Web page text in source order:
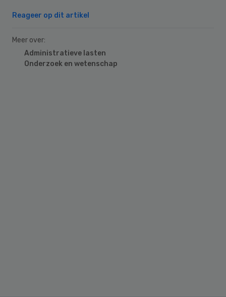
Reageer op dit artikel
Meer over:
Administratieve lasten
Onderzoek en wetenschap